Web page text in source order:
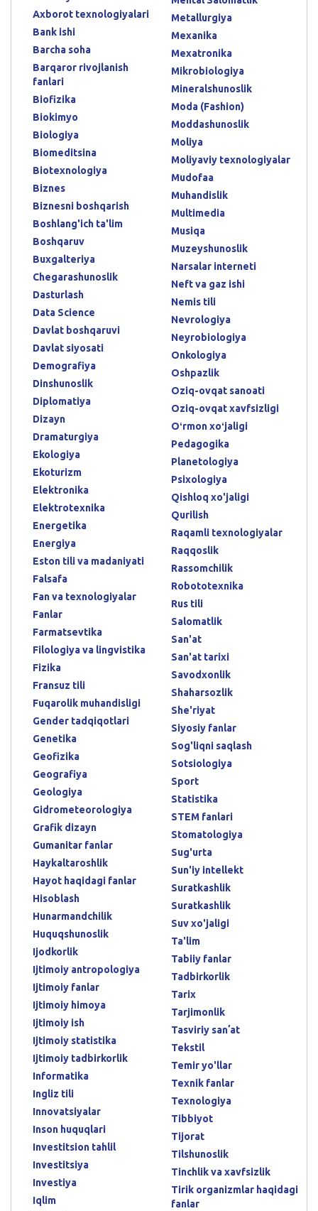
Axborot texnologiyalari
Bank ishi
Barcha soha
Barqaror rivojlanish
fanlari
Biofizika
Biokimyo
Biologiya
Biomeditsina
Biotexnologiya
Biznes
Biznesni boshqarish
Boshlang'ich ta'lim
Boshqaruv
Buxgalteriya
Chegarashunoslik
Dasturlash
Data Science
Davlat boshqaruvi
Davlat siyosati
Demografiya
Dinshunoslik
Diplomatiya
Dizayn
Dramaturgiya
Ekologiya
Ekoturizm
Elektronika
Elektrotexnika
Energetika
Energiya
Eston tili va madaniyati
Falsafa
Fan va texnologiyalar
Fanlar
Farmatsevtika
Filologiya va lingvistika
Fizika
Fransuz tili
Fuqarolik muhandisligi
Gender tadqiqotlari
Genetika
Geofizika
Geografiya
Geologiya
Gidrometeorologiya
Grafik dizayn
Gumanitar fanlar
Haykaltaroshlik
Hayot haqidagi fanlar
Hisoblash
Hunarmandchilik
Huquqshunoslik
Ijodkorlik
Ijtimoiy antropologiya
Ijtimoiy fanlar
Ijtimoiy himoya
Ijtimoiy ish
Ijtimoiy statistika
Ijtimoiy tadbirkorlik
Informatika
Ingliz tili
Innovatsiyalar
Inson huquqlari
Investitsion tahlil
Investitsiya
Investiya
Iqlim
Metallurgiya
Mexanika
Mexatronika
Mikrobiologiya
Mineralshunoslik
Moda (Fashion)
Moddashunoslik
Moliya
Moliyaviy texnologiyalar
Mudofaa
Muhandislik
Multimedia
Musiqa
Muzeyshunoslik
Narsalar interneti
Neft va gaz ishi
Nemis tili
Nevrologiya
Neyrobiologiya
Onkologiya
Oshpazlik
Oziq-ovqat sanoati
Oziq-ovqat xavfsizligi
Oʻrmon xoʻjaligi
Pedagogika
Planetologiya
Psixologiya
Qishloq xo'jaligi
Qurilish
Raqamli texnologiyalar
Raqqoslik
Rassomchilik
Robototexnika
Rus tili
Salomatlik
San'at
San'at tarixi
Savodxonlik
Shaharsozlik
She'riyat
Siyosiy fanlar
Sog'liqni saqlash
Sotsiologiya
Sport
Statistika
STEM fanlari
Stomatologiya
Sug'urta
Sun'iy intellekt
Suratkashlik
Suratkashlik
Suv xo'jaligi
Ta'lim
Tabiiy fanlar
Tadbirkorlik
Tarix
Tarjimonlik
Tasviriy sanʼat
Tekstil
Temir yo'llar
Texnik fanlar
Texnologiya
Tibbiyot
Tijorat
Tilshunoslik
Tinchlik va xavfsizlik
Tirik organizmlar haqidagi
fanlar